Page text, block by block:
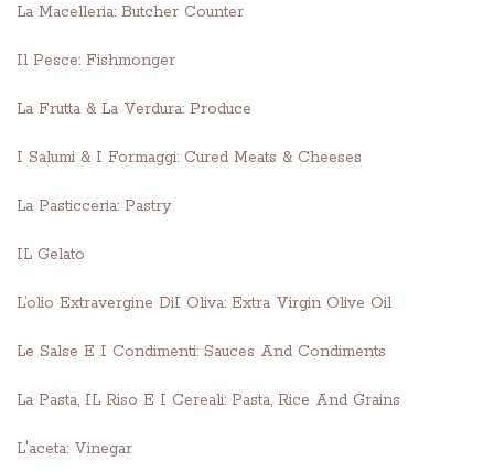
La Macelleria: Butcher Counter
Il Pesce: Fishmonger
La Frutta & La Verdura: Produce
I Salumi & I Formaggi: Cured Meats & Cheeses
La Pasticceria: Pastry
IL Gelato
L’olio Extravergine DiI Oliva: Extra Virgin Olive Oil
Le Salse E I Condimenti: Sauces And Condiments
La Pasta, IL Riso E I Cereali: Pasta, Rice And Grains
L'aceta: Vinegar